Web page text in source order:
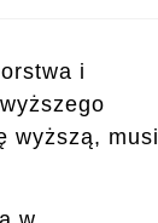
i
wyższą, musi